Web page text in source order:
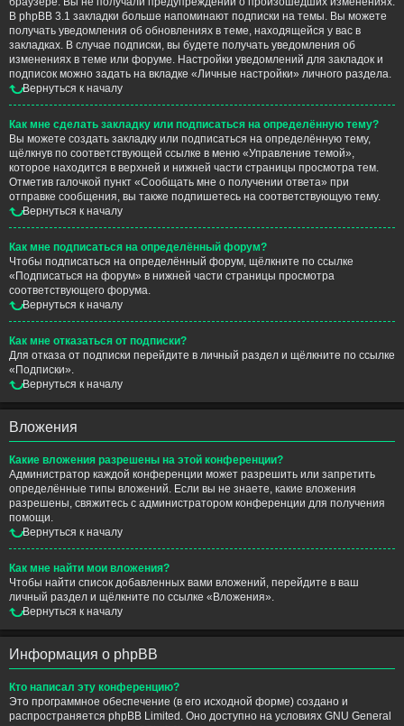
В phpBB 3.1 закладки больше напоминают подписки на темы. Вы можете
получать уведомления об обновлениях в теме, находящейся у вас в
закладках. В случае подписки, вы будете получать уведомления об
изменениях в теме или форуме. Настройки уведомлений для закладок и
подписок можно задать на вкладке «Личные настройки» личного раздела.
Вернуться к началу
Как мне сделать закладку или подписаться на определённую тему?
Вы можете создать закладку или подписаться на определённую тему,
щёлкнув по соответствующей ссылке в меню «Управление темой»,
которое находится в верхней и нижней части страницы просмотра тем.
Отметив галочкой пункт «Сообщать мне о получении ответа» при
отправке сообщения, вы также подпишетесь на соответствующую тему.
Вернуться к началу
Как мне подписаться на определённый форум?
Чтобы подписаться на определённый форум, щёлкните по ссылке
«Подписаться на форум» в нижней части страницы просмотра
соответствующего форума.
Вернуться к началу
Как мне отказаться от подписки?
Для отказа от подписки перейдите в личный раздел и щёлкните по ссылке
«Подписки».
Вернуться к началу
Вложения
Какие вложения разрешены на этой конференции?
Администратор каждой конференции может разрешить или запретить
определённые типы вложений. Если вы не знаете, какие вложения
разрешены, свяжитесь с администратором конференции для получения
помощи.
Вернуться к началу
Как мне найти мои вложения?
Чтобы найти список добавленных вами вложений, перейдите в ваш
личный раздел и щёлкните по ссылке «Вложения».
Вернуться к началу
Информация о phpBB
Кто написал эту конференцию?
Это программное обеспечение (в его исходной форме) создано и
распространяется phpBB Limited . Оно доступно на условиях GNU General